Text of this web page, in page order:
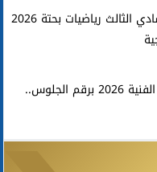
النموذج الاسترشادي الثالث رياضيات بحتة 2026
نتيجة الدبلومات الفنية 2026 برقم الجلوس..